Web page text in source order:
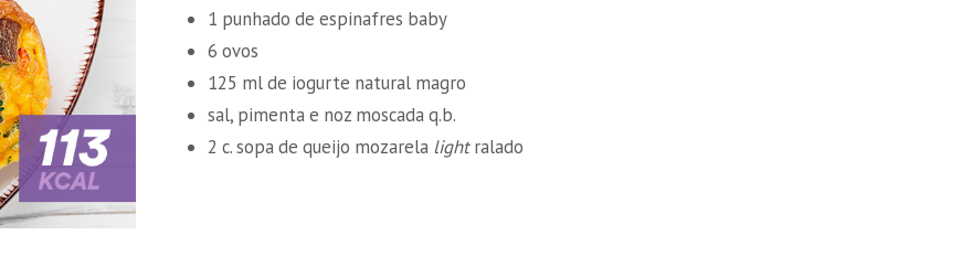
1 punhado de espinafres baby
6 ovos
125 ml de iogurte natural magro
sal, pimenta e noz moscada q.b.
2 c. sopa de queijo mozarela lightralado